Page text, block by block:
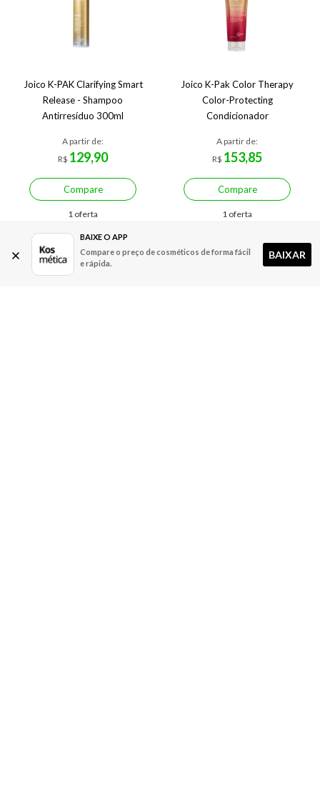
Joico K-PAK Clarifying Smart
Release - Shampoo
Antirresíduo 300ml
A partir de:
R$ 129,90
Compare
1 oferta
Joico K-Pak Color Therapy
Color-Protecting
Condicionador
A partir de:
R$ 153,85
Compare
1 oferta
BAIXE O APP
Compare o preço de cosméticos de forma fácil
e rápida.
BAIXAR